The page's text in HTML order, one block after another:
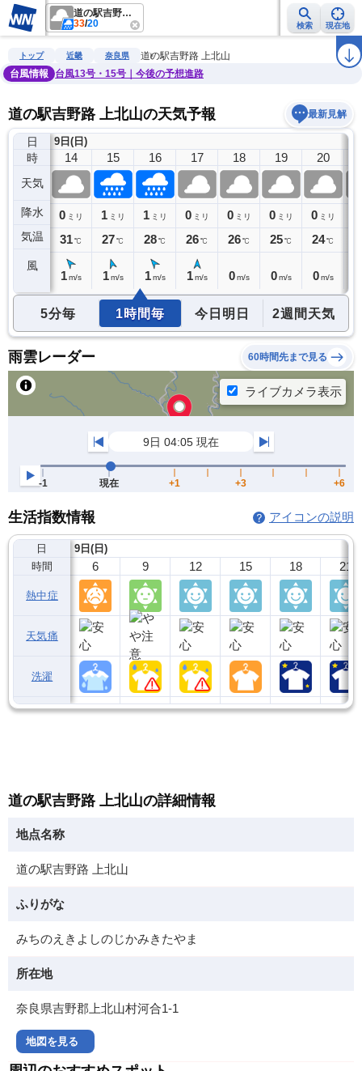
道の駅吉野路 上北山
33/20 検索 現在地
雨雲レーダー 台風情報 地震情報 警報・注意報 ラ
トップ 近畿 奈良県
道の駅吉野路 上北山
台風情報
台風13号・15号｜今後の予想進路
道の駅吉野路 上北山の天気予報 最新見解
日
時
天気
降水
気温
風
9日(日)
13
0ミリ
33℃
14
0 ミリ
31℃
1 m/s
15
1 ミリ
27℃
1 m/s
16
1 ミリ
28℃
1 m/s
17
0 ミリ
26℃
1 m/s
18
0 ミリ
26℃
0 m/s
19
0 ミリ
25℃
0 m/s
20
0 ミリ
24℃
0 m/s
5分毎 1時間毎 今日明日 2週間天気
雨雲レーダー 60時間先まで見る
生活指数情報 アイコンの説明
日
時間
熱中症
天気痛
洗濯
9日(日)
6 9 12 15 18 21
道の駅吉野路 上北山の詳細情報
地点名称
道の駅吉野路 上北山
ふりがな
みちのえきよしのじかみきたやま
所在地
奈良県吉野郡上北山村河合1-1
地図を見る